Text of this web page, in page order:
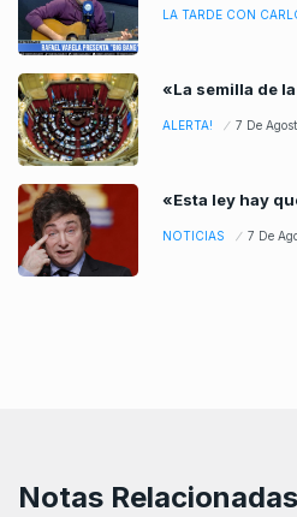
LA TARDE CON
«La semilla de
ALERTA! 7 De
«Esta ley hay
NOTICIAS 7 De
Notas Relacionadas